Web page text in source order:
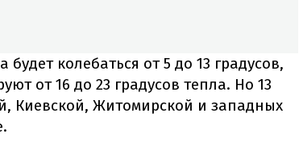
колебаться от 5 до 13 градусов,
от 16 до 23 градусов тепла. Но 13
Киевской, Житомирской и западных